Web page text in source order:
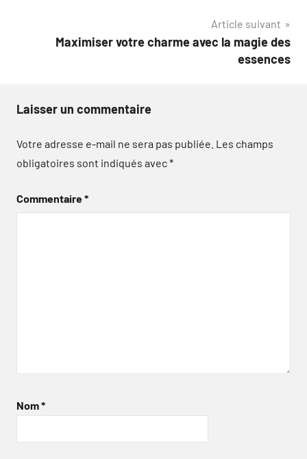
Article suivant
Maximiser votre charme avec la magie des
essences
Laisser un commentaire
Votre adresse e-mail ne sera pas publiée. Les champs
obligatoires sont indiqués avec*
Commentaire*
Nom*